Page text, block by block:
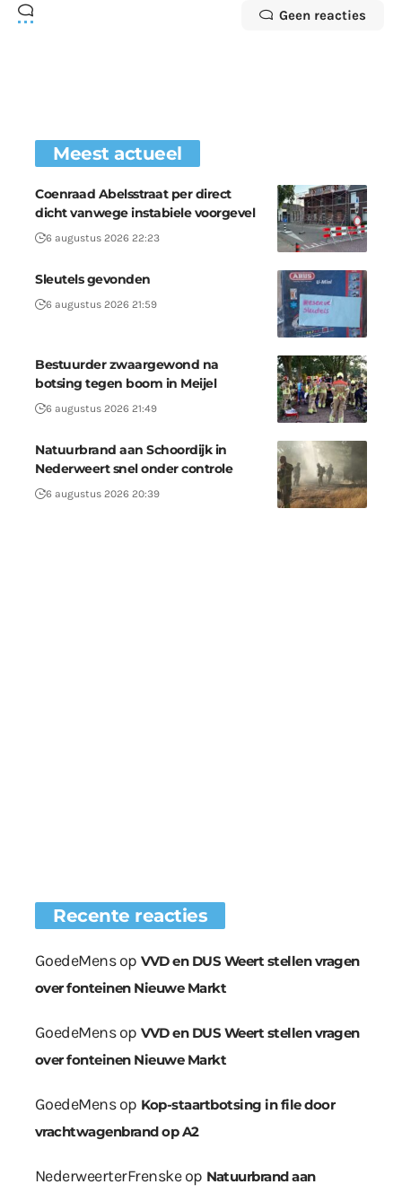
Geen reacties
Meest actueel
Coenraad Abelsstraat per direct
dicht vanwege instabiele voorgevel
6 augustus 2026 22:23
Sleutels gevonden
6 augustus 2026 21:59
Bestuurder zwaargewond na
botsing tegen boom in Meijel
6 augustus 2026 21:49
Natuurbrand aan Schoordijk in
Nederweert snel onder controle
6 augustus 2026 20:39
Recente reacties
GoedeMensop VVD en DUS Weert stellen vragen
over fonteinen Nieuwe Markt
GoedeMensop VVD en DUS Weert stellen vragen
over fonteinen Nieuwe Markt
GoedeMensop Kop-staartbotsing in file door
vrachtwagenbrand op A2
NederweerterFrenskeop Natuurbrand aan